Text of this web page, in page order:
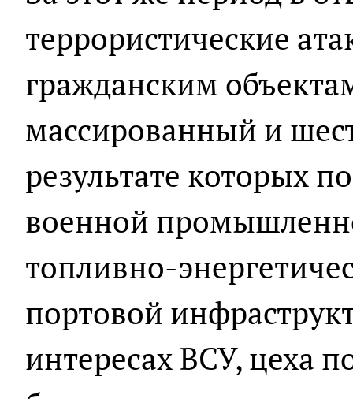
террористические
гражданским
массированный и
результате которых
военной
топливно-
портовой
интересах ВСУ, цеха